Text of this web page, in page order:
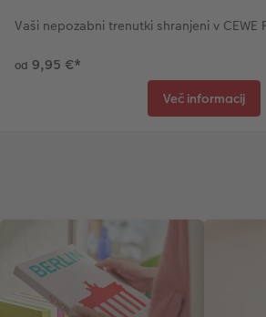
Vaši nepozabni trenutki shranjeni v CEWE
od 9,95 €*
Več informacij